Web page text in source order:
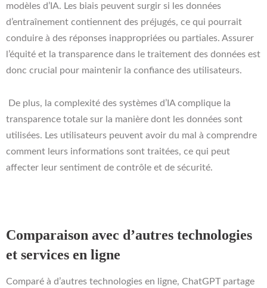
modèles d’IA. Les biais peuvent surgir si les données
d’entraînement contiennent des préjugés, ce qui pourrait
conduire à des réponses inappropriées ou partiales. Assurer
l’équité et la transparence dans le traitement des données est
donc crucial pour maintenir la confiance des utilisateurs.
De plus, la complexité des systèmes d’IA complique la
transparence totale sur la manière dont les données sont
utilisées. Les utilisateurs peuvent avoir du mal à comprendre
comment leurs informations sont traitées, ce qui peut
affecter leur sentiment de contrôle et de sécurité.
Comparaison avec d’autres technologies
et services en ligne
Comparé à d’autres technologies en ligne, ChatGPT partage